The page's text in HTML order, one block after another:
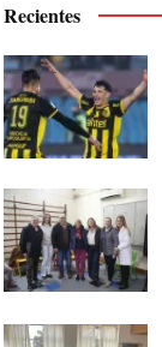
Recientes